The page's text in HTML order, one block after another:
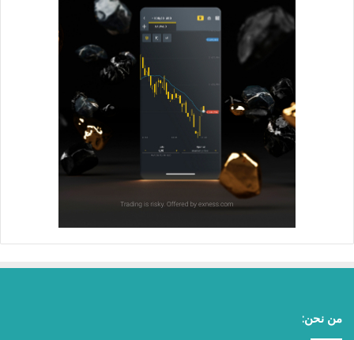
من نحن: